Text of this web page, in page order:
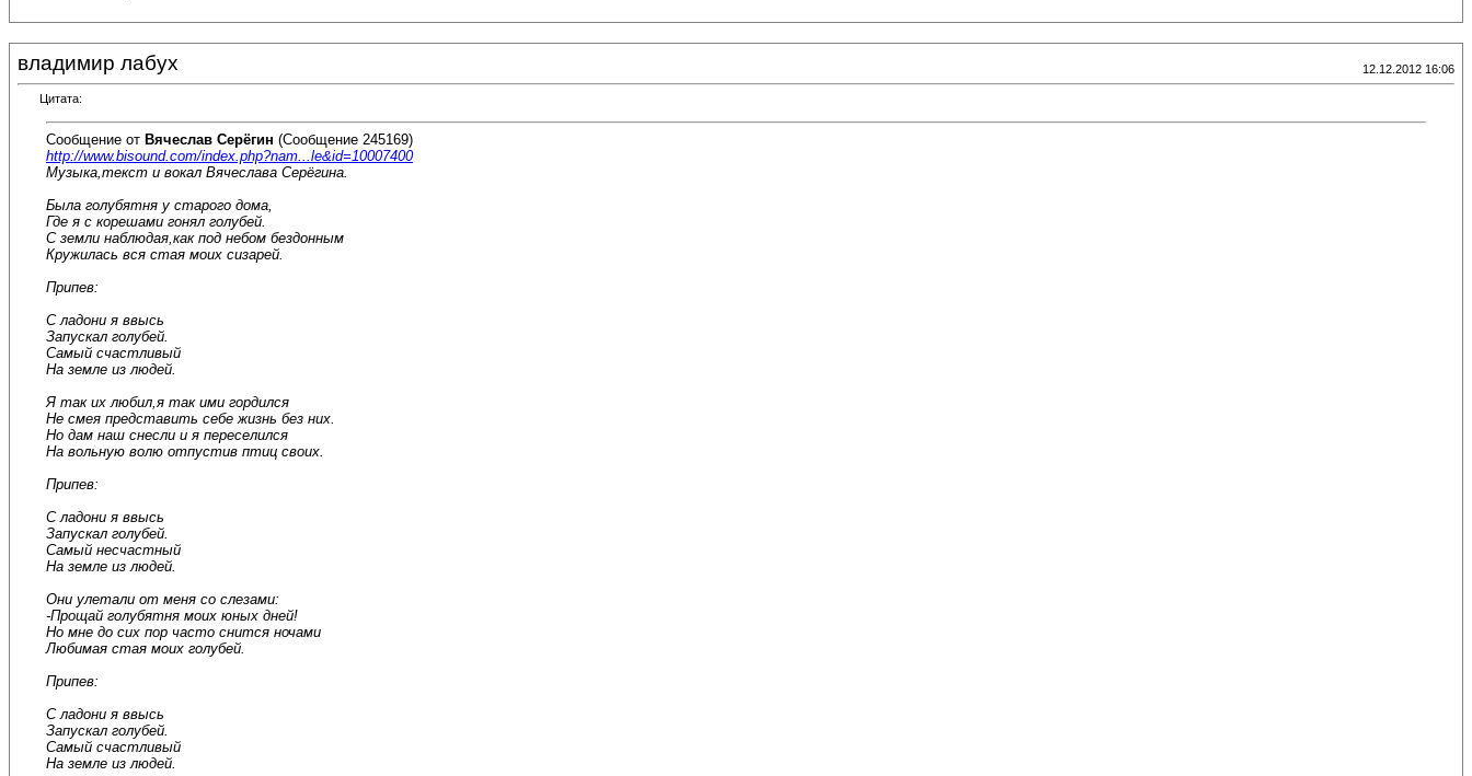
владимир лабух 12.12.2012 16:06
Цитата:
Сообщение от Вячеслав Серёгин (Сообщение 245169)
http://www.bisound.com/index.php?nam...le&id=10007400
Музыка,текст и вокал Вячеслава Серёгина.
Была голубятня у старого дома,
Где я с корешами гонял голубей.
С земли наблюдая,как под небом бездонным
Кружилась вся стая моих сизарей.
Припев:
С ладони я ввысь
Запускал голубей.
Самый счастливый
На земле из людей.
Я так их любил,я так ими гордился
Не смея представить себе жизнь без них.
Но дам наш снесли и я переселился
На вольную волю отпустив птиц своих.
Припев:
С ладони я ввысь
Запускал голубей.
Самый несчастный
На земле из людей.
Они улетали от меня со слезами:
-Прощай голубятня моих юных дней!
Но мне до сих пор часто снится ночами
Любимая стая моих голубей.
Припев:
С ладони я ввысь
Запускал голубей.
Самый счастливый
На земле из людей.